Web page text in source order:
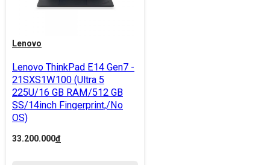
Lenovo
Lenovo ThinkPad E14 Gen7 -
21SXS1W100 (Ultra 5
225U/16 GB RAM/512 GB
SS/14inch Fingerprint,/No
OS)
33.200.000đ